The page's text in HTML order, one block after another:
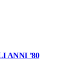
ANNI ’80